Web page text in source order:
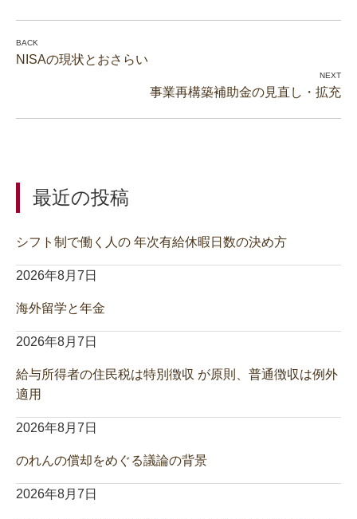
NISAの現状とおさらい
事業再構築補助金の見直し・拡充
最近の投稿
シフト制で働く人の 年次有給休暇日数の決め方
2026年8月7日
海外留学と年金
2026年8月7日
給与所得者の住民税は特別徴収 が原則、普通徴収は例外
適用
2026年8月7日
のれんの償却をめぐる議論の背景
2026年8月7日